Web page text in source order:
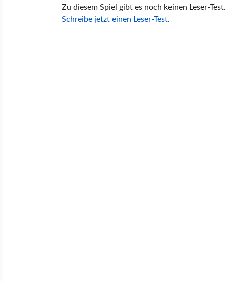
Zu diesem Spiel gibt es noch keinen Leser-Test.
Schreibe jetzt einen Leser-Test.